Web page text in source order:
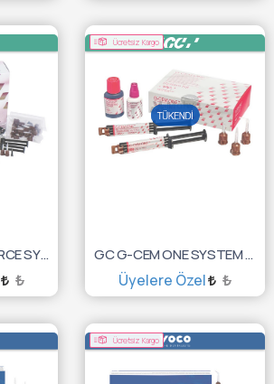
TÜKENDİ :(
GC G-CEM LİNKFORCE SYSTEM KİT 2 X 8,7GR 10001338
₺
Ücretsiz Kargo
GC G-CEM ONE SYSTEM KİT 2 X 4.6GR 10006929
Üyelere Özel ₺
TÜKENDİ :(
Ücretsiz Kargo